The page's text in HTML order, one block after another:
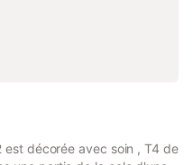
est décorée avec soin , T4 de